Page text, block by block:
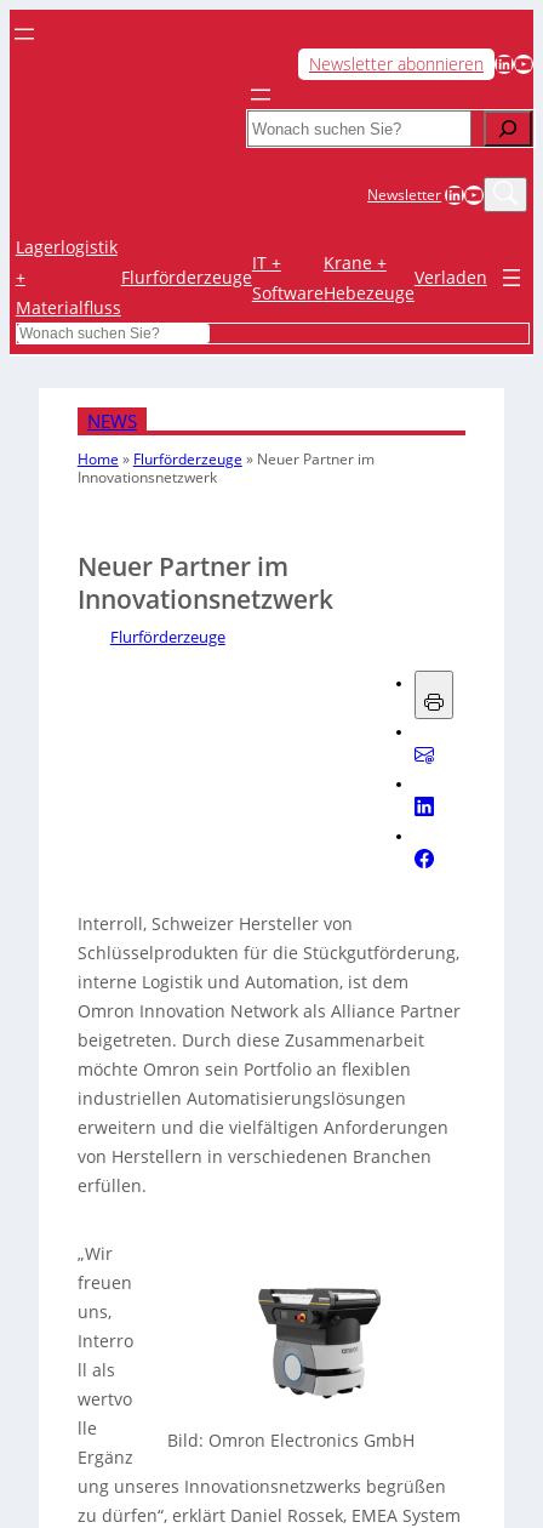
Newsletter abonnieren LinkedIn YouTube
Search
NewsletterLinkedIn
Lagerlogistik
+
Materialfluss
Flurförderzeuge
IT +
Software
Krane +
Hebezeuge
Verladen
Search
NEWS
Home » Flurförderzeuge » Neuer Partner im
Innovationsnetzwerk
Neuer Partner im
Innovationsnetzwerk
Flurförderzeuge
Interroll, Schweizer Hersteller von
Schlüsselprodukten für die Stückgutförderung,
interne Logistik und Automation, ist dem
Omron Innovation Network als Alliance Partner
beigetreten. Durch diese Zusammenarbeit
möchte Omron sein Portfolio an flexiblen
industriellen Automatisierungslösungen
erweitern und die vielfältigen Anforderungen
von Herstellern in verschiedenen Branchen
erfüllen.
Bild: Omron Electronics GmbH
„Wir
freuen
uns,
Interro
ll als
wertvo
lle
Ergänz
ung unseres Innovationsnetzwerks begrüßen
zu dürfen“, erklärt Daniel Rossek, EMEA System